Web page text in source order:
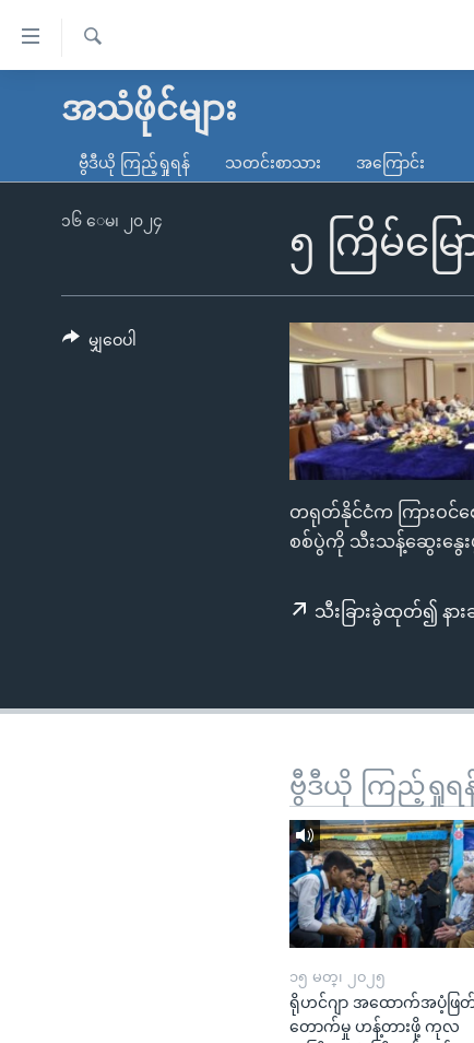
လွယ်ကူ
သည့်
မူလစာမျက်နှာ
ကမ္ဘာ့သတင်းများ
နိုင်ငံတကာ
တရုတ်
အစ္စရေး-ပါလက်စတိုင်း
ရပ်ဝန်းတခု လမ်းတခု အလွန်
အင်္ဂလိပ်စာလေ့လာမယ်
ရ
အသံဖိုင်များ
ဗွီဒီယို ကြည့်ရှုရန် သတင်းစာသား အကြောင်း
၅ ကြိမ်မြ
၁၆ ေမ၊ ၂၀၂၄
တရုတ်နိုင်ငံက ကြားဝင်စ
စစ်ပွဲကို သီးသန့်ဆွေးနွ
သီးခြားခွဲထုတ်၍ နာ
မျှဝေပါ
ဗွီဒီယို ကြည့်ရှုရ
၁၅ မတ္၊ ၂၀၂၅
ရိုဟင်ဂျာ အထောက်အပံ့ဖြ
တောက်မှု ဟန့်တားဖို့ ကုလ